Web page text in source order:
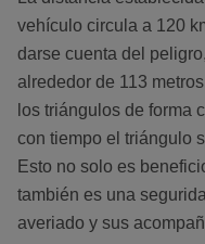
vehículo circula a 120
darse cuenta del
alrededor de 113
los triángulos de forma
con tiempo el triángulo
Esto no solo es
también es una
averiado y sus